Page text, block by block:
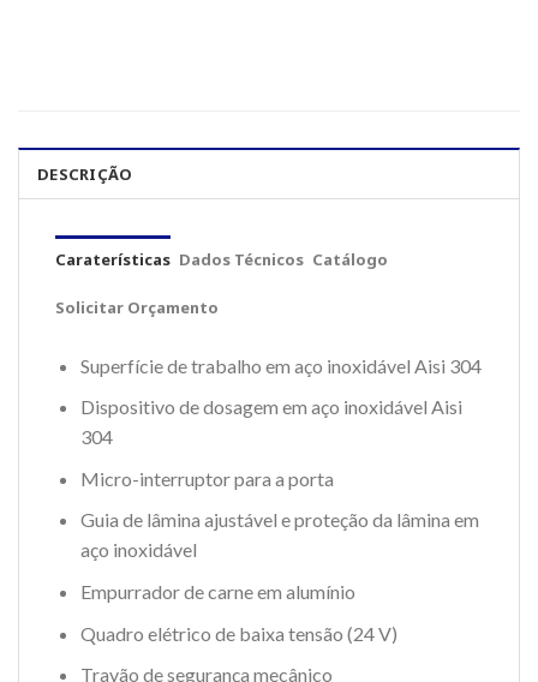
DESCRIÇÃO
Caraterísticas Dados Técnicos Catálogo
Solicitar Orçamento
Superfície de trabalho em aço inoxidável Aisi 304
Dispositivo de dosagem em aço inoxidável Aisi
304
Micro-interruptor para a porta
Guia de lâmina ajustável e proteção da lâmina em
aço inoxidável
Empurrador de carne em alumínio
Quadro elétrico de baixa tensão (24 V)
Travão de segurança mecânico